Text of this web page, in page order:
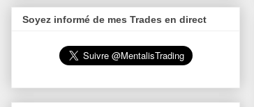
Soyez informé de mes Trades en direct